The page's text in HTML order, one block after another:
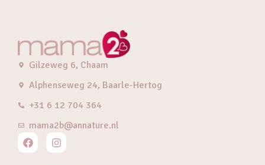
Gilzeweg 6, Chaam
Alphenseweg 24, Baarle-Hertog
+31 6 12 704 364
mama2b@annature.nl